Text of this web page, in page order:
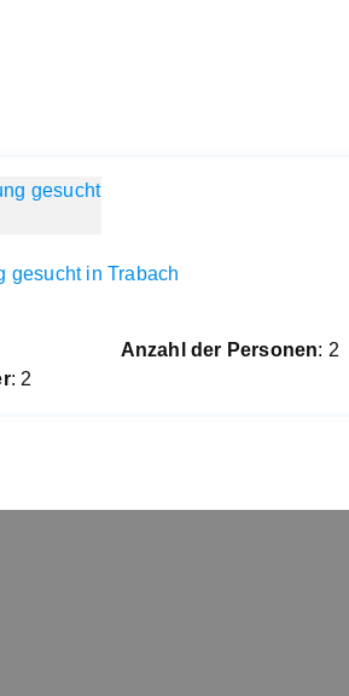
gesucht in Trabach
Anzahl der Personen: 2
: 2